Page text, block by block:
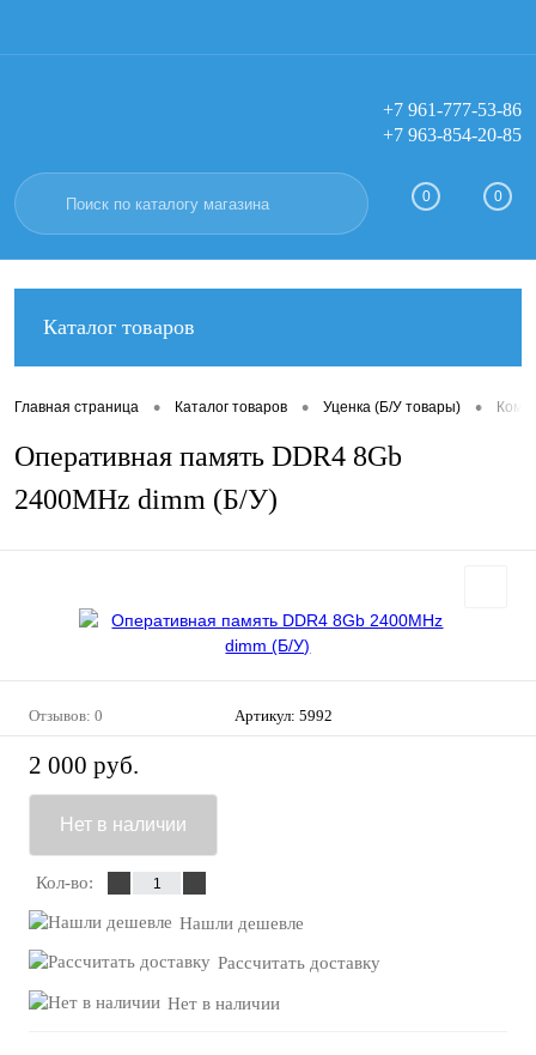
Вход Регистрация
+7 961-777-53-86
+7 963-854-20-85
0 0
Каталог товаров
Главная страница • Каталог товаров • Уценка (Б/У товары) •
Оперативная память DDR4 8Gb
2400MHz dimm (Б/У)
Отзывов: 0 Артикул: 5992
2 000 руб.
Нет в наличии
Кол-во:
Нашли дешевле
Рассчитать доставку
Нет в наличии